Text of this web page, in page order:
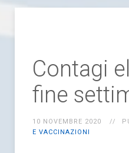
Contagi
fine
10 NOVEMBRE 2020
E VACCINAZIONI